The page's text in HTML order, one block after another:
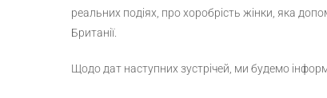
реальних подіях, про хоробрість жінки, яка
Британії.
Щодо дат наступних зустрічей, ми будемо